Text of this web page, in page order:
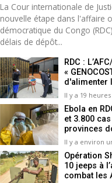
La Cour internationale de
nouvelle étape dans l'affaire
démocratique du Congo
délais de dépôt...
RDC :
«
d'alimenter
Il y a 19 heures
Ebola en
et 3.800
provinces
Il y a environ
Opération
10 jeeps à
combat les